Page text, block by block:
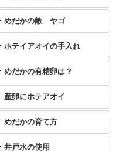
めだかの敵 ヤゴ
ホテイアオイの手入れ
めだかの有精卵は？
産卵にホテアオイ
めだかの育て方
井戸水の使用